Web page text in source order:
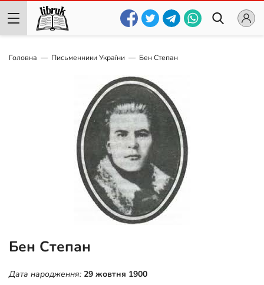
Головна Письменники України Бен Степан
Бен Степан
Дата народження: 29 жовтня 1900